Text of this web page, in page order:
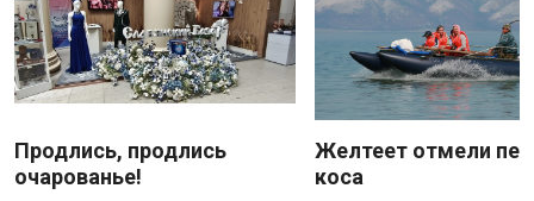
Продлись, продлись
очарованье!
Желтеет отмели
коса